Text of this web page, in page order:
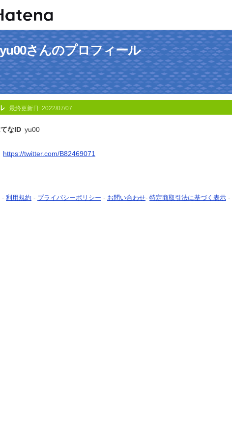
yu00さんのプロフィール
最終更新日: 2022/07/07
なID yu00
https://twitter.com/B82469071
- 利用規約 - プライバシーポリシー - お問い合わせ- 特定商取引法に基づく表示 -